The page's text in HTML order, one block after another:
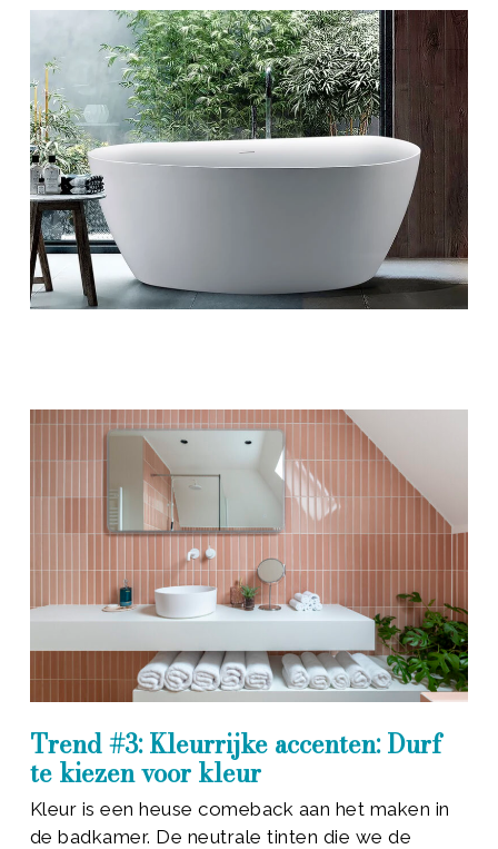
Trend #3: Kleurrijke accenten: Durf
te kiezen voor kleur
Kleur is een heuse comeback aan het maken in
de badkamer. De neutrale tinten die we de